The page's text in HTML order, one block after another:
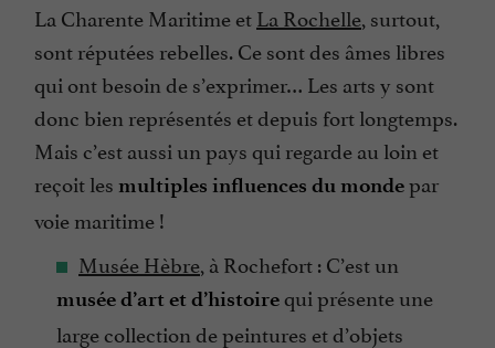
La Charente Maritime etLa Rochelle, surtout,
sont réputées rebelles. Ce sont des âmes libres
qui ont besoin de s’exprimer… Les arts y sont
donc bien représentés et depuis fort longtemps.
Mais c’est aussi un pays qui regarde au loin et
reçoit les multiples influences du mondepar
voie maritime !
Musée Hèbre, à Rochefort : C’est un
musée d’art et d’histoirequi présente une
large collection de peintures et d’objets